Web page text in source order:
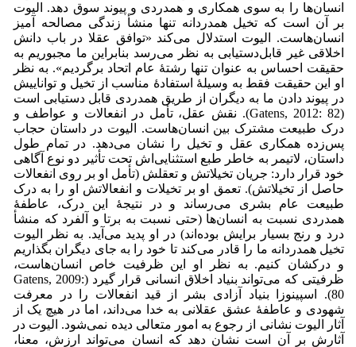
انسان‌ها را به سوی همکاری و همدردی و پیوند سوق دهد. الیوت
بر آن است که تخیل همدردانه تنها منشأ زندگی مصالحه آمیز
انسان‌هاست. الیوت استدلال می‌‌کند «توافق عقلا در باب دانش
اخلاقی غیر قابل‌دستیابی به نظر می‌‌رسد بنابراین ما مجبوریم به
حقیقت احساس به عنوان تنها رشتۀ عام اتحاد برگردیم». به نظر
او این حقیقت فقط به وسیلۀ استفادۀ مناسب از تخیل و تواناییش
در پیوند دادن ما به دیگران از طریق همدردی قابل دستیابی است
(Gatens, 2012: 82). نقش عقل، تأمل در انفعالات و عواطف و
درک طبیعت مشترک بین انسان‌هاست. الیوت در داستان حجاب
پس‌زده همکاری عقل و تخیل را نشان می‌دهد. در تمام طول
داستان، لاتیمر به خاطر طبع استثنایی‌اش تحت تأثیر دو نوع آگاهی
خود قرار دارد: جریان تخیلاتش و تعقلش (تأمل او بر روی انفعالات
حاصل از تخیلاتش). تعمق او بر تخیلات و انفعالاتش او را به درک
طبیعت عام بشری می‌رساند و در نتیجۀ این درک، عاطفۀ
همدردی نسبت به انسان‌ها (حتی نسبت به برتا‌ و آلفرد که منشأ
درد و رنج بسیار برایش بوده‌اند) در او پدید می‌آید. به نظر الیوت
تخیل همدردانه ما را قادر می‌کند تا خود را به جای دیگران بگذاریم
و درکشان کنیم. به نظر او این ظرفیت خاص انسان‌هاست،
ظرفیتی که می‌تواند بنیاد اخلاق انسانی قرار گیرد (Gatens, 2009:
80). اسپینوزا بنیاد آزادی بشر از قید انفعالات را در معرفت
شهودی و عاطفۀ عشق عقلانی به خدا می‌داند، اما در هیچ یک از
آثار الیوت نشانی از رجوع به امور متعالی دیده نمی‌شود. الیوت در
آثارش بر آن است نشان دهد که انسان می‌تواند ارزش، معنا،